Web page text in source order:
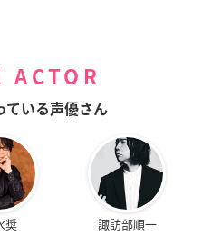
ACTOR
ている声優さん
奨 諏訪部順一